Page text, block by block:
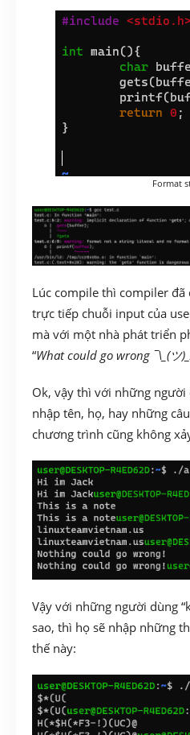
Format
Lúc compile thì compiler đã
trực tiếp chuỗi input của
mà với một nhà phát triển
“What could go wrong ¯\_(ツ
Ok, vậy thì với những
nhập tên, họ, hay những
chương trình cũng không
Vậy với những người dùng
sao, thì họ sẽ nhập những
thế này: